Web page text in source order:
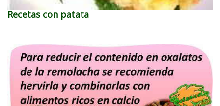
Recetas con patata